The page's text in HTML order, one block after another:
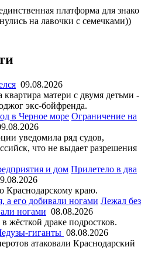
платформа для знако
на лавочки с семечками))
09.08.2026
квартира матери с двумя детьми -
экс-бойфренда.
Ограничение на
уведомила ряд судов,
что не выдает разрешения
Прилетело в два
Краснодарскому краю.
Лежал без
ногами 08.08.2026
жёсткой драке подростков.
гиганты 08.08.2026
атаковали Краснодарский